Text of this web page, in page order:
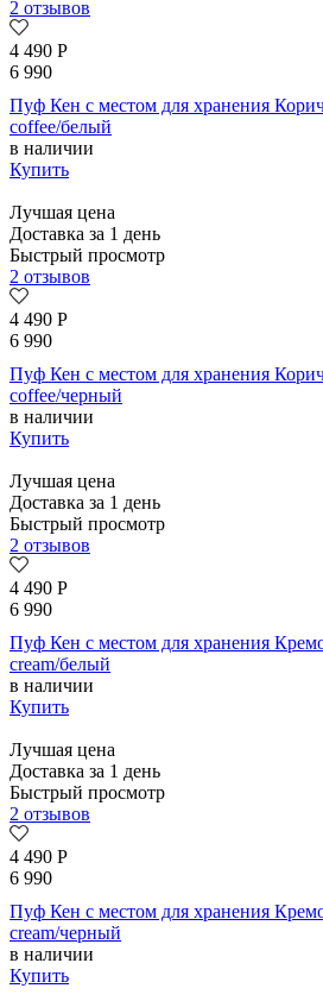
2 отзывов
4 490 Р
6 990
Пуф Кен с местом для хранения
coffee/белый
в наличии
Купить
Лучшая цена
Доставка за 1 день
Быстрый просмотр
2 отзывов
4 490 Р
6 990
Пуф Кен с местом для хранения
coffee/черный
в наличии
Купить
Лучшая цена
Доставка за 1 день
Быстрый просмотр
2 отзывов
4 490 Р
6 990
Пуф Кен с местом для хранения
cream/белый
в наличии
Купить
Лучшая цена
Доставка за 1 день
Быстрый просмотр
2 отзывов
4 490 Р
6 990
Пуф Кен с местом для хранения
cream/черный
в наличии
Купить